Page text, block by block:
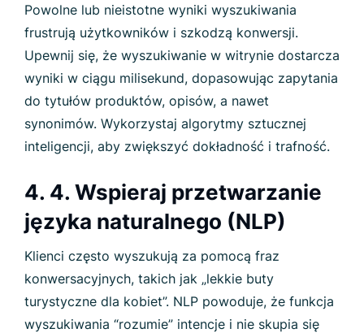
Powolne lub nieistotne wyniki wyszukiwania
frustrują użytkowników i szkodzą konwersji.
Upewnij się, że wyszukiwanie w witrynie dostarcza
wyniki w ciągu milisekund, dopasowując zapytania
do tytułów produktów, opisów, a nawet
synonimów. Wykorzystaj algorytmy sztucznej
inteligencji, aby zwiększyć dokładność i trafność.
4. 4. Wspieraj przetwarzanie
języka naturalnego (NLP)
Klienci często wyszukują za pomocą fraz
konwersacyjnych, takich jak „lekkie buty
turystyczne dla kobiet”. NLP powoduje, że funkcja
wyszukiwania “rozumie” intencje i nie skupia się